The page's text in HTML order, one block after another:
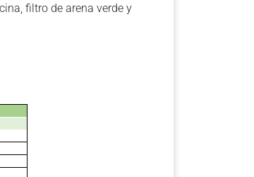
filtro de arena verde y